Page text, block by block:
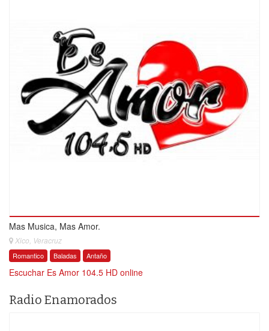
Mas Musica, Mas Amor.
Xico, Veracruz
Romantico Baladas Antaño
Escuchar Es Amor 104.5 HD online
Radio Enamorados